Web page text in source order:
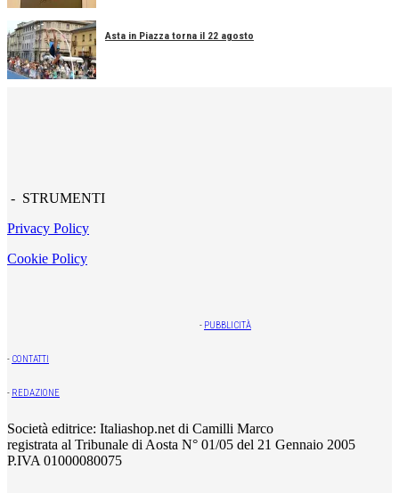
Asta in Piazza torna il 22 agosto
- STRUMENTI
Privacy Policy
Cookie Policy
- PUBBLICITÀ
- CONTATTI
- REDAZIONE
Società editrice: Italiashop.net di Camilli Marco
registrata al Tribunale di Aosta N° 01/05 del 21 Gennaio 2005
P.IVA 01000080075